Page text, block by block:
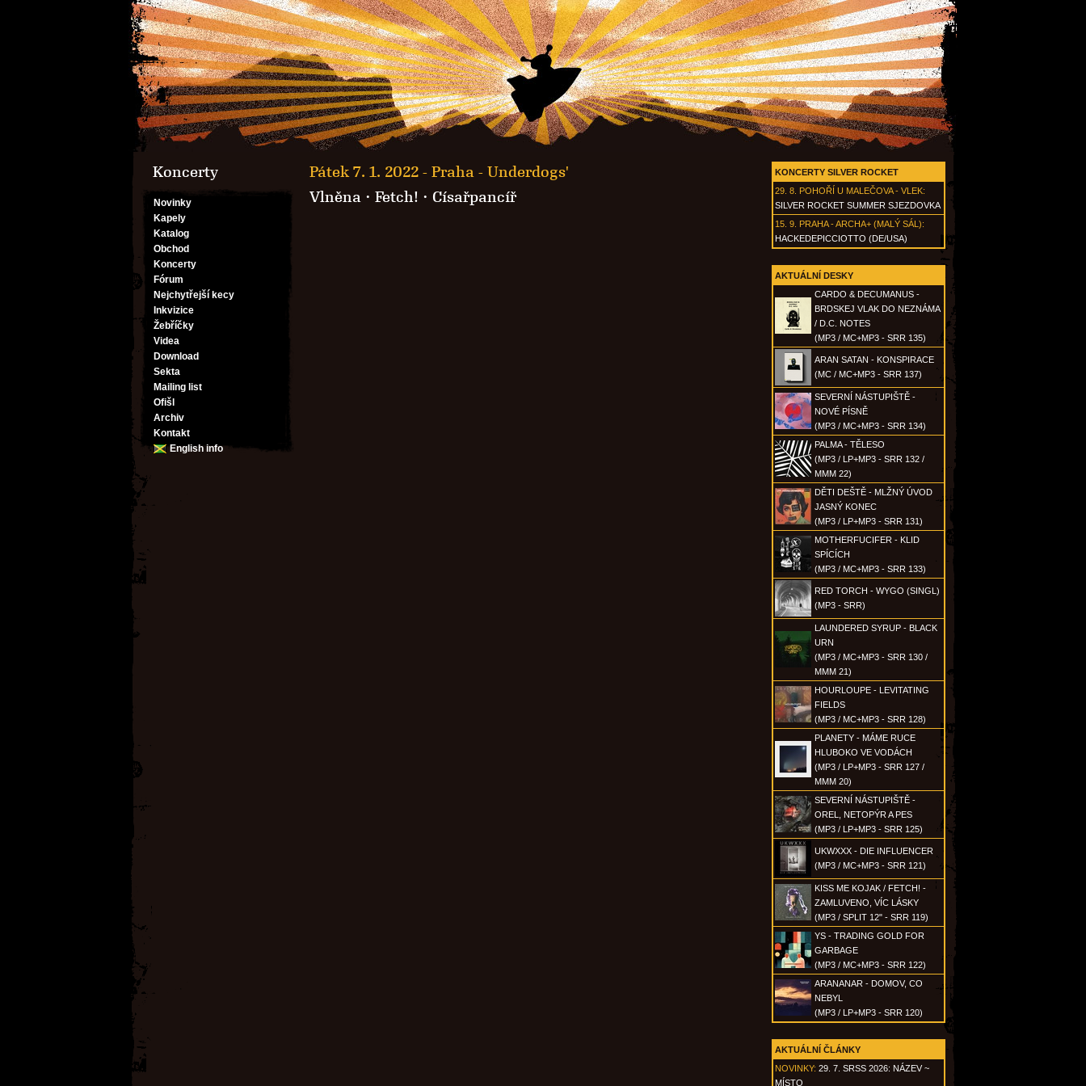
Koncerty
Novinky
Kapely
Katalog
Obchod
Koncerty
Fórum
Nejchytřejší kecy
Inkvizice
Žebříčky
Videa
Download
Sekta
Mailing list
Ofišl
Archiv
Kontakt
English info
KONCERTY SILVER ROCKET
29. 8. POHOŘÍ U MALEČOVA - VLEK:
SILVER ROCKET SUMMER SJEZDOVKA
15. 9. PRAHA - ARCHA+ (MALÝ SÁL):
HACKEDEPICCIOTTO (DE/USA)
AKTUÁLNÍ DESKY
CARDO & DECUMANUS -
BRDSKEJ VLAK DO NEZNÁMA
/ D.C. NOTES
(MP3 / MC+MP3 - SRR 135)
ARAN SATAN - KONSPIRACE
(MC / MC+MP3 - SRR 137)
SEVERNÍ NÁSTUPIŠTĚ -
NOVÉ PÍSNĚ
(MP3 / MC+MP3 - SRR 134)
PALMA - TĚLESO
(MP3 / LP+MP3 - SRR 132 /
MMM 22)
DĚTI DEŠTĚ - MLŽNÝ ÚVOD
JASNÝ KONEC
(MP3 / LP+MP3 - SRR 131)
MOTHERFUCIFER - KLID
SPÍCÍCH
(MP3 / MC+MP3 - SRR 133)
RED TORCH - WYGO (SINGL)
(MP3 - SRR)
LAUNDERED SYRUP - BLACK
URN
(MP3 / MC+MP3 - SRR 130 /
MMM 21)
HOURLOUPE - LEVITATING
FIELDS
(MP3 / MC+MP3 - SRR 128)
PLANETY - MÁME RUCE
HLUBOKO VE VODÁCH
(MP3 / LP+MP3 - SRR 127 /
MMM 20)
SEVERNÍ NÁSTUPIŠTĚ -
OREL, NETOPÝR A PES
(MP3 / LP+MP3 - SRR 125)
UKWXXX - DIE INFLUENCER
(MP3 / MC+MP3 - SRR 121)
KISS ME KOJAK / FETCH! -
ZAMLUVENO, VÍC LÁSKY
(MP3 / SPLIT 12" - SRR 119)
YS - TRADING GOLD FOR
GARBAGE
(MP3 / MC+MP3 - SRR 122)
ARANANAR - DOMOV, CO
NEBYL
(MP3 / LP+MP3 - SRR 120)
AKTUÁLNÍ ČLÁNKY
NOVINKY: 29. 7. SRSS 2026: NÁZEV ~
MÍSTO
Pátek 7. 1. 2022 - Praha - Underdogs'
Vlněna · Fetch! · Císařpancíř